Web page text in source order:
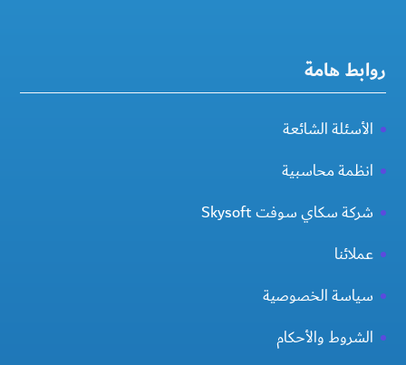
روابط هامة
الأسئلة الشائعة
انظمة محاسبية
شركة سكاي سوفت Skysoft
عملائنا
سياسة الخصوصية
الشروط والأحكام